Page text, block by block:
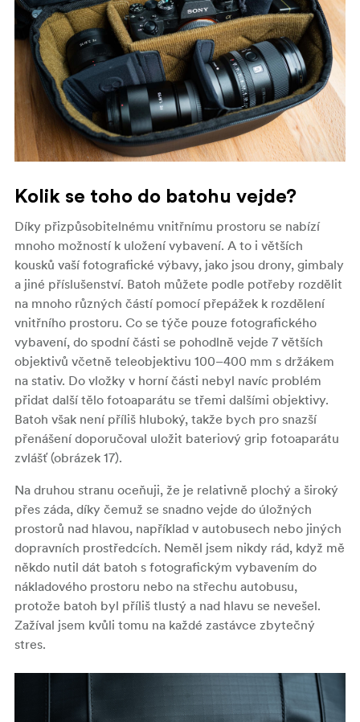
Kolik se toho do batohu vejde?
Díky přizpůsobitelnému vnitřnímu prostoru se nabízí
mnoho možností k uložení vybavení. A to i větších
kousků vaší fotografické výbavy, jako jsou drony, gimbaly
a jiné příslušenství. Batoh můžete podle potřeby rozdělit
na mnoho různých částí pomocí přepážek k rozdělení
vnitřního prostoru. Co se týče pouze fotografického
vybavení, do spodní části se pohodlně vejde 7 větších
objektivů včetně teleobjektivu 100–400 mm s držákem
na stativ. Do vložky v horní části nebyl navíc problém
přidat další tělo fotoaparátu se třemi dalšími objektivy.
Batoh však není příliš hluboký, takže bych pro snazší
přenášení doporučoval uložit bateriový grip fotoaparátu
zvlášť (obrázek 17).
Na druhou stranu oceňuji, že je relativně plochý a široký
přes záda, díky čemuž se snadno vejde do úložných
prostorů nad hlavou, například v autobusech nebo jiných
dopravních prostředcích. Neměl jsem nikdy rád, když mě
někdo nutil dát batoh s fotografickým vybavením do
nákladového prostoru nebo na střechu autobusu,
protože batoh byl příliš tlustý a nad hlavu se nevešel.
Zažíval jsem kvůli tomu na každé zastávce zbytečný
stres.